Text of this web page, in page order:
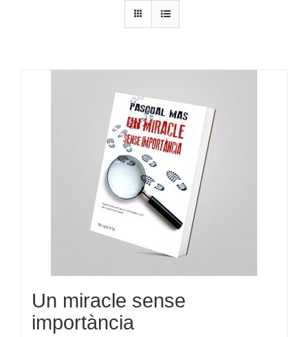
Un miracle sense
importància